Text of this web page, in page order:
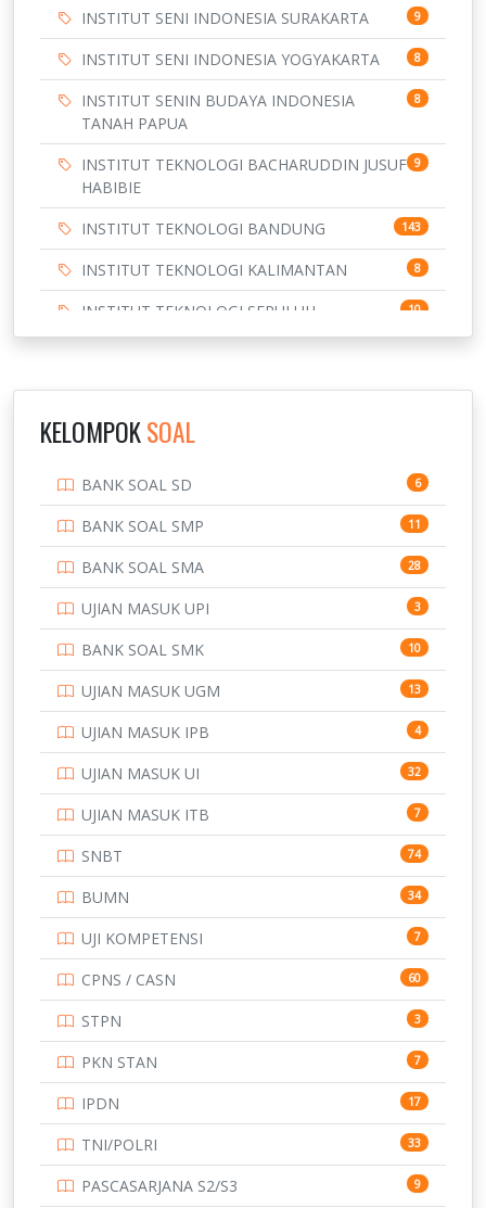
INSTITUT SENI INDONESIA SURAKARTA 9
INSTITUT SENI INDONESIA YOGYAKARTA 8
INSTITUT SENIN BUDAYA INDONESIA
TANAH PAPUA
8
INSTITUT TEKNOLOGI BACHARUDDIN JUSUF
HABIBIE
9
INSTITUT TEKNOLOGI BANDUNG 143
INSTITUT TEKNOLOGI KALIMANTAN 8
INSTITUT TEKNOLOGI SEPULUH
NOVEMBER
10
3
169
7
PTDI STTD 4
133
SMA 146
SMK 231
SMP 134
STIP 2
153
345
UNIVERSITAS AIRLANGGA 15
16
15
15
14
14
UNIVERSITAS CENDRAWASIH 14
KELOMPOKSOAL
BANK SOAL SD 6
BANK SOAL SMP 11
BANK SOAL SMA 28
UJIAN MASUK UPI 3
BANK SOAL SMK 10
UJIAN MASUK UGM 13
UJIAN MASUK IPB 4
UJIAN MASUK UI 32
UJIAN MASUK ITB 7
SNBT 74
BUMN 34
UJI KOMPETENSI 7
CPNS / CASN 60
STPN 3
PKN STAN 7
IPDN 17
TNI/POLRI 33
PASCASARJANA S2/S3 9